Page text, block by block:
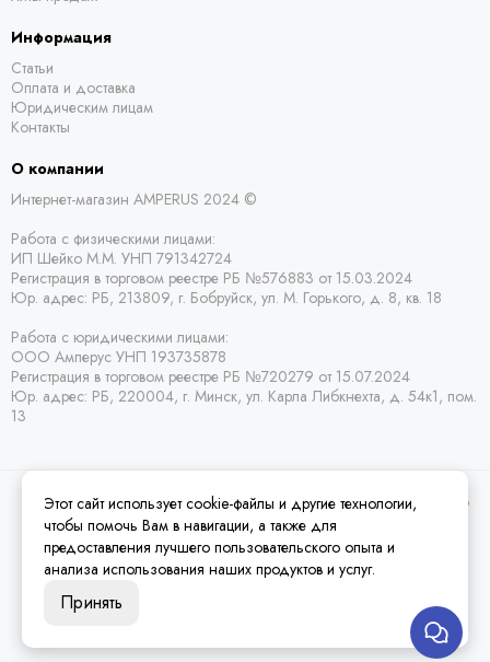
Информация
Статьи
Оплата и доставка
Юридическим лицам
Контакты
О компании
Интернет-магазин AMPERUS 2024 ©
Работа с физическими лицами:
ИП Шейко М.М. УНП 791342724
Регистрация в торговом реестре РБ №576883 от 15.03.2024
Юр. адрес: РБ, 213809, г. Бобруйск, ул. М. Горького, д. 8, кв. 18
Работа с юридическими лицами:
ООО Амперус УНП 193735878
Регистрация в торговом реестре РБ №720279 от 15.07.2024
Юр. адрес: РБ, 220004, г. Минск, ул. Карла Либкнехта, д. 54к1, пом.
13
2026 © Amperus Радиодетали Минск | купить в розницу, оптом и почтой по
Беларуси.Карта сайта
Этот сайт использует cookie-файлы и другие технологии,
чтобы помочь Вам в навигации, а также для
предоставления лучшего пользовательского опыта и
анализа использования наших продуктов и услуг.
Принять